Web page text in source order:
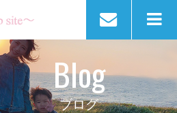
Blog
ブログ